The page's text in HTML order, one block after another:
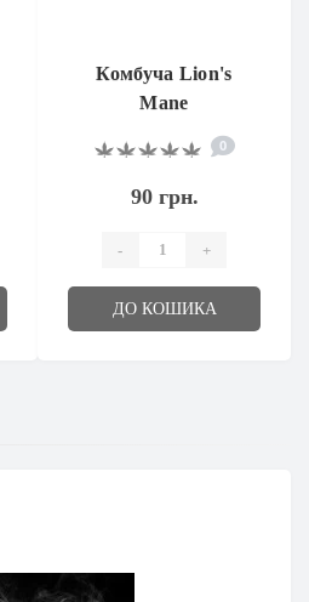
Комбуча Lion's
Mane
0
90 грн.
- +
ДО КОШИКА